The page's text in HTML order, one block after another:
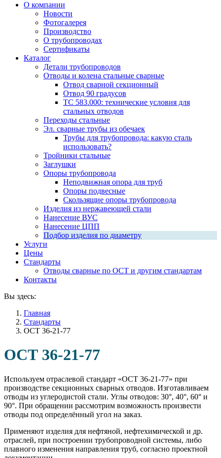
О компании
Новости
Фотогалерея
Производство
О трубопроводах
Сертификаты
Каталог
Детали трубопроводов
Отводы и колена стальные сварные
Отвод сварной секционный
Отвод 90 градусов
ТС 583.000: технические условия для
стальных отводов
Переходы стальные
Эл. сварные трубы из обечаек
Трубы для трубопровода: какую сталь
использовать?
Тройники стальные
Заглушки
Опоры трубопровода
Неподвижная опора для труб
Опоры подвесные
Скользящие опоры трубопровода
Изделия из нержавеющей стали
Нанесение ВУС
Нанесение ЦПП
Подбор изделия по диаметру
Услуги
Цены
Стандарты
Отводы сварные по ОСТ и другим стандартам
Контакты
Вы здесь:
Главная
Стандарты
ОСТ 36-21-77
ОСТ 36-21-77
Используем отраслевой стандарт «ОСТ 36-21-77» при
производстве секционных сварных отводов. Изготавливаем
отводы из углеродистой стали. Углы отводов: 30°, 40°, 60° и
90°. При обращении рассмотрим возможность произвести
отводы под определённый угол на заказ.
Применяют изделия для нефтяной, нефтехимической и др.
отраслей, при построении трубопроводной системы, либо
плавного изменения направления труб, согласно проектной